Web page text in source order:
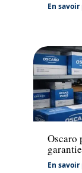
En
Actu
Oscaro
En